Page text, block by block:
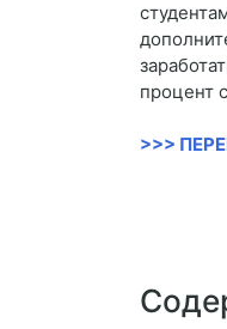
процент
>>>